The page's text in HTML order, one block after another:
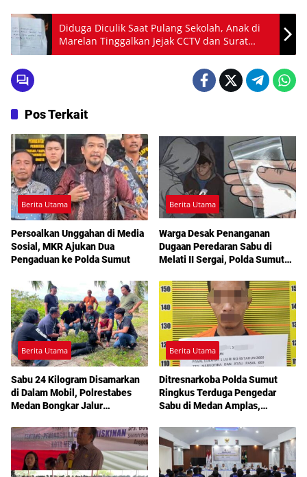
Diduga Diculik Saat Pulang Sekolah, Anak di
Marelan Tinggalkan Jejak CCTV dan Surat
Permintaan Tebusan
Pos Terkait
Berita Utama
Persoalkan Unggahan di Media
Sosial, MKR Ajukan Dua
Pengaduan ke Polda Sumut
Berita Utama
Warga Desak Penanganan
Dugaan Peredaran Sabu di
Melati II Sergai, Polda Sumut
Berita Utama
Sabu 24 Kilogram Disamarkan
di Dalam Mobil, Polrestabes
Medan Bongkar Jalur
Berita Utama
Ditresnarkoba Polda Sumut
Ringkus Terduga Pengedar
Sabu di Medan Amplas,